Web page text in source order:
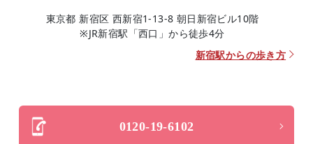
東京都 新宿区 西新宿1-13-8 朝日新宿ビル10階
※JR新宿駅「西口」から徒歩4分
新宿駅からの歩き方
0120-19-6102